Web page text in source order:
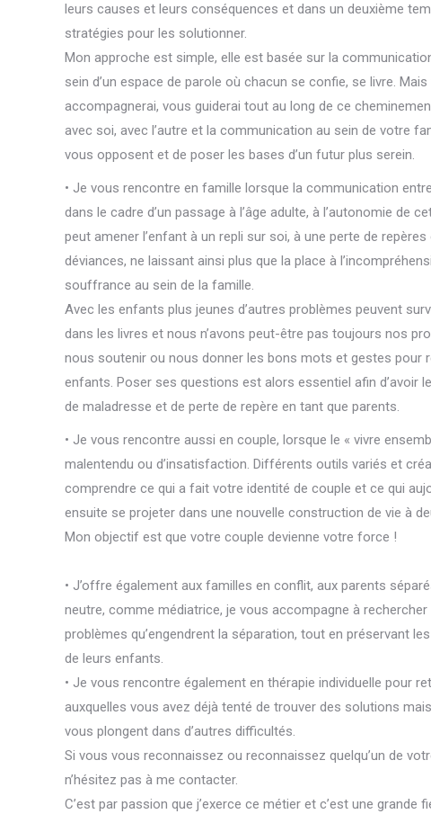
leurs causes et leurs conséquences et dans un deuxième
stratégies pour les solutionner.
Mon approche est simple, elle est basée sur la
sein d’un espace de parole où chacun se confie, se livre.
accompagnerai, vous guiderai tout au long de ce
avec soi, avec l’autre et la communication au sein de votre
vous opposent et de poser les bases d’un futur plus serein.
• Je vous rencontre en famille lorsque la communication
dans le cadre d’un passage à l’âge adulte, à l’autonomie de
peut amener l’enfant à un repli sur soi, à une perte de
déviances, ne laissant ainsi plus que la place à
souffrance au sein de la famille.
Avec les enfants plus jeunes d’autres problèmes peuvent
dans les livres et nous n’avons peut-être pas toujours nos
nous soutenir ou nous donner les bons mots et gestes pour
enfants. Poser ses questions est alors essentiel afin d’avoir
de maladresse et de perte de repère en tant que parents.
• Je vous rencontre aussi en couple, lorsque le « vivre
malentendu ou d’insatisfaction. Différents outils variés et
comprendre ce qui a fait votre identité de couple et ce qui
ensuite se projeter dans une nouvelle construction de vie à
Mon objectif est que votre couple devienne votre force !
• J’offre également aux familles en conflit, aux parents
neutre, comme médiatrice, je vous accompagne à
problèmes qu’engendrent la séparation, tout en préservant
de leurs enfants.
• Je vous rencontre également en thérapie individuelle pour
auxquelles vous avez déjà tenté de trouver des solutions
vous plongent dans d’autres difficultés.
Si vous vous reconnaissez ou reconnaissez quelqu’un de
n’hésitez pas à me contacter.
C’est par passion que j’exerce ce métier et c’est une